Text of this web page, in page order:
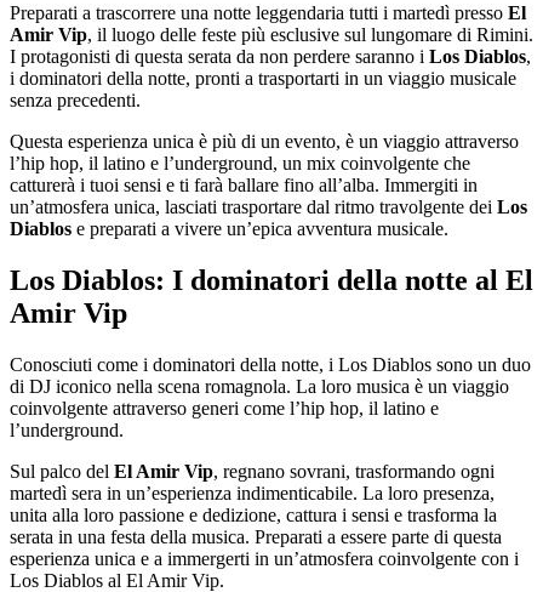
Preparati a trascorrere una notte leggendaria tutti i martedì presso El
Amir Vip, il luogo delle feste più esclusive sul lungomare di Rimini.
I protagonisti di questa serata da non perdere saranno i Los Diablos,
i dominatori della notte, pronti a trasportarti in un viaggio musicale
senza precedenti.
Questa esperienza unica è più di un evento, è un viaggio attraverso
l’hip hop, il latino e l’underground, un mix coinvolgente che
catturerà i tuoi sensi e ti farà ballare fino all’alba. Immergiti in
un’atmosfera unica, lasciati trasportare dal ritmo travolgente dei Los
Diablos e preparati a vivere un’epica avventura musicale.
Los Diablos: I dominatori della notte al El
Amir Vip
Conosciuti come i dominatori della notte, i Los Diablos sono un duo
di DJ iconico nella scena romagnola. La loro musica è un viaggio
coinvolgente attraverso generi come l’hip hop, il latino e
l’underground.
Sul palco del El Amir Vip, regnano sovrani, trasformando ogni
martedì sera in un’esperienza indimenticabile. La loro presenza,
unita alla loro passione e dedizione, cattura i sensi e trasforma la
serata in una festa della musica. Preparati a essere parte di questa
esperienza unica e a immergerti in un’atmosfera coinvolgente con i
Los Diablos al El Amir Vip.